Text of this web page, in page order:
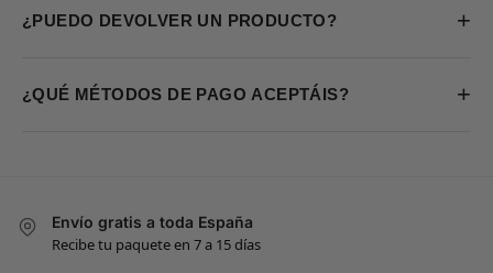
¿PUEDO DEVOLVER UN PRODUCTO? +
¿QUÉ MÉTODOS DE PAGO ACEPTÁIS? +
Envío gratis a toda España
Recibe tu paquete en 7 a 15 días